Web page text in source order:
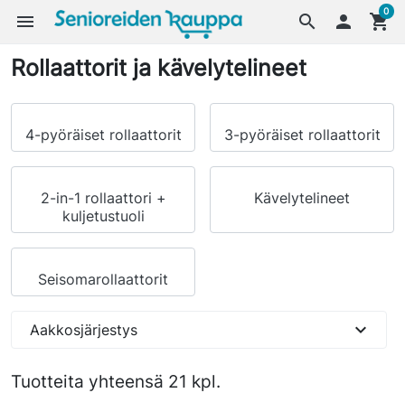
search
menu  shopping_cart
0
Rollaattorit ja kävelytelineet
4-pyöräiset rollaattorit 3-pyöräiset rollaattorit
2-in-1 rollaattori +
kuljetustuoli
Kävelytelineet
Seisomarollaattorit
Tuotteita yhteensä 21 kpl.
Aakkosjärjestys expand_more